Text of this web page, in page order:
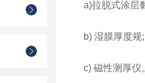
a)拉脱式涂层
b) 湿膜厚度规;
c) 磁性测厚仪